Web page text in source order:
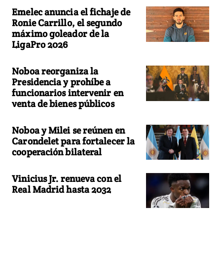
Emelec anuncia el fichaje de
Ronie Carrillo, el segundo
máximo goleador de la
LigaPro 2026
Noboa reorganiza la
Presidencia y prohíbe a
funcionarios intervenir en
venta de bienes públicos
Noboa y Milei se reúnen en
Carondelet para fortalecer la
cooperación bilateral
Vinicius Jr. renueva con el
Real Madrid hasta 2032